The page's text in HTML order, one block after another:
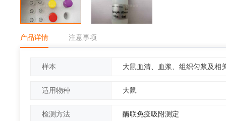
产品详情 注意事项
样本 大鼠血清、血浆、组织匀浆及相
适用物种 大鼠
检测方法 酶联免疫吸附测定